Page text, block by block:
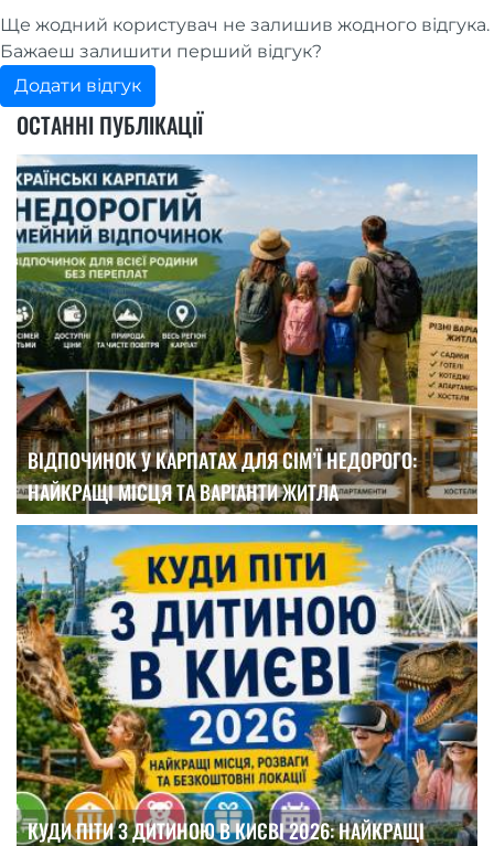
Ще жодний користувач не залишив жодного відгука.
Бажаеш залишити перший відгук?
Додати відгук
ОСТАННІ ПУБЛІКАЦІЇ
ВІДПОЧИНОК У КАРПАТАХ ДЛЯ СІМ’Ї НЕДОРОГО:
НАЙКРАЩІ МІСЦЯ ТА ВАРІАНТИ ЖИТЛА
КУДИ ПІТИ З ДИТИНОЮ В КИЄВІ 2026: НАЙКРАЩІ